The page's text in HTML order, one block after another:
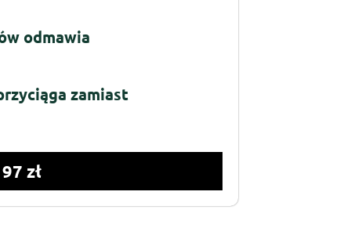
odmawia
zamiast
zł